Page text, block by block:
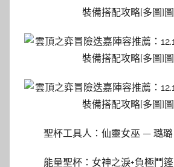
聖杯工具人：仙靈女巫 — 璐璐
能量聖杯：女神之淚+負極鬥篷